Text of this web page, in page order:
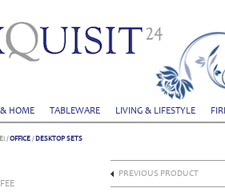
HOME TABLEWARE LIVING & LIFESTYLE
/OFFICE / DESKTOP SETS
PREVIOUS PRODUCT